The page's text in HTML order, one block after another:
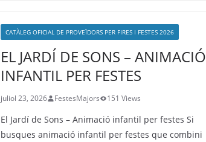
CATÀLEG OFICIAL DE PROVEÏDORS PER FIRES I FESTES 2026
EL JARDÍ DE SONS – ANIMACIÓ
INFANTIL PER FESTES
juliol 23, 2026 FestesMajors 151 Views
El Jardí de Sons – Animació infantil per festes Si
busques animació infantil per festes que combini